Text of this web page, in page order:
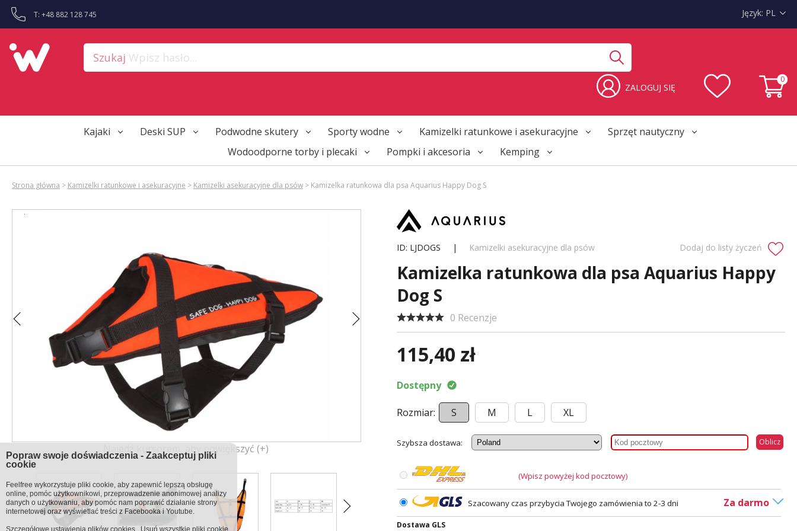
T: +48 882 128 745 Język: PL
Szukaj Wpisz hasło...
0
ZALOGUJ SIĘ
Kajaki Deski SUP Podwodne skutery Sporty wodne Kamizelki ratunkowe i asekuracyjne
Sprzęt nautyczny
Wodoodporne torby i plecaki
Pompki i akcesoria Kemping
Strona główna > Kamizelki ratunkowe i asekuracyjne > Kamizelki asekuracyjne dla psów > Kamizelka ratunkowa dla psa Aquarius Happy Dog S
Najedź kursorem, aby powiększyć (+)
ID: LJDOGS | Kamizelki asekuracyjne dla psów Dodaj do listy życzeń
Kamizelka ratunkowa dla psa Aquarius Happy
Dog S
0 Recenzje
115,40 zł
Dostępny
Rozmiar: S M L XL
Szybsza dostawa: Oblicz
(Wpisz powyżej kod pocztowy)
Szacowany czas przybycia Twojego zamówienia to 2-3 dni Za darmo
Dostawa GLS
Popraw swoje doświadczenia - Zaakceptuj pliki
cookie
Feelfree wykorzystuje pliki cookie, aby zapewnić lepszą obsługę
online, pomóc użytkownikowi, przeprowadzenie anonimowej analizy
danych o użytkowaniu, aby pomóc nam poprawić działanie strony
internetowej oraz wyświetlać treści z Facebooka i Youtube.
Szczegółowe ustawienia plików cookies Usuń wszystkie pliki cookie.